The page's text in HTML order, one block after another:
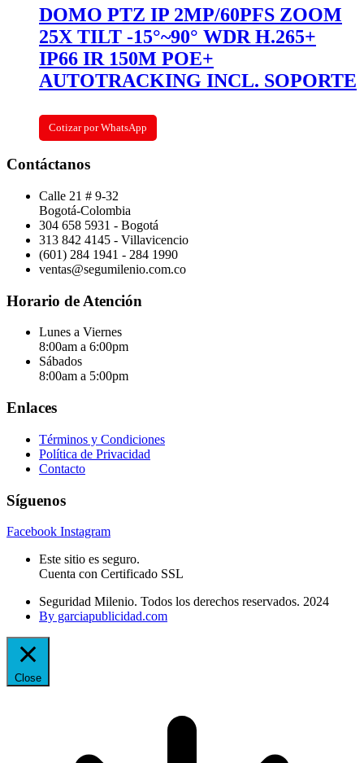
DOMO PTZ IP 2MP/60PFS ZOOM
25X TILT -15°~90° WDR H.265+
IP66 IR 150M POE+
AUTOTRACKING INCL. SOPORTE
Cotizar por WhatsApp
Contáctanos
Calle 21 # 9-32
Bogotá-Colombia
304 658 5931 - Bogotá
313 842 4145 - Villavicencio
(601) 284 1941 - 284 1990
ventas@segumilenio.com.co
Horario de Atención
Lunes a Viernes
8:00am a 6:00pm
Sábados
8:00am a 5:00pm
Enlaces
Términos y Condiciones
Política de Privacidad
Contacto
Síguenos
Facebook Instagram
Este sitio es seguro.
Cuenta con Certificado SSL
Seguridad Milenio. Todos los derechos reservados. 2024
By garciapublicidad.com
Close